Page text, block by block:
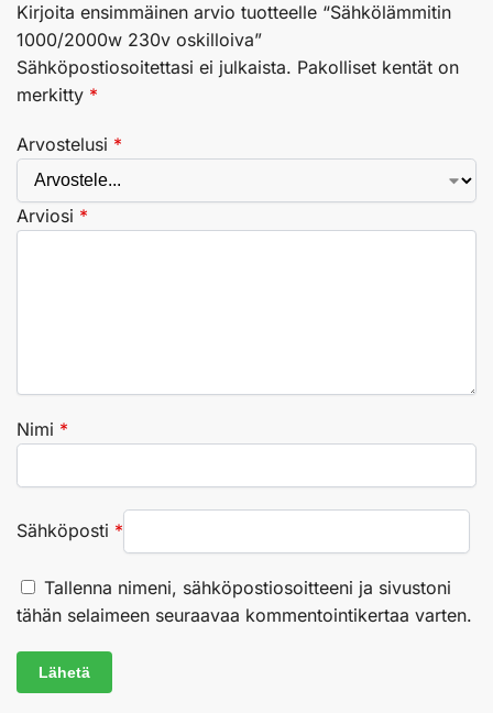
Kirjoita ensimmäinen arvio tuotteelle “Sähkölämmitin
1000/2000w 230v oskilloiva”
Sähköpostiosoitettasi ei julkaista. Pakolliset kentät on
merkitty *
Arvostelusi *
Arviosi *
Nimi *
Sähköposti *
Tallenna nimeni, sähköpostiosoitteeni ja sivustoni
tähän selaimeen seuraavaa kommentointikertaa varten.